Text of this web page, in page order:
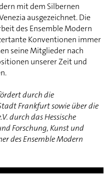
mit dem Silbernen
ausgezeichnet. Die
des Ensemble Modern
Konventionen immer
seine Mitglieder nach
unserer Zeit und
durch die
Frankfurt sowie über die
durch das Hessische
Forschung, Kunst und
des Ensemble Modern